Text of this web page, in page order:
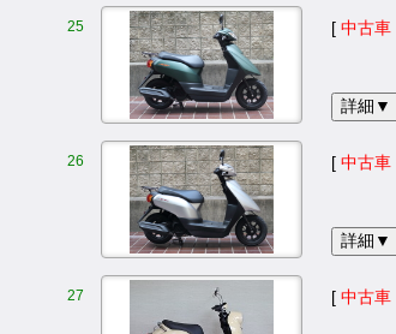
25 [ 中古車
詳細▼
26 [ 中古車
詳細▼
27 [ 中古車